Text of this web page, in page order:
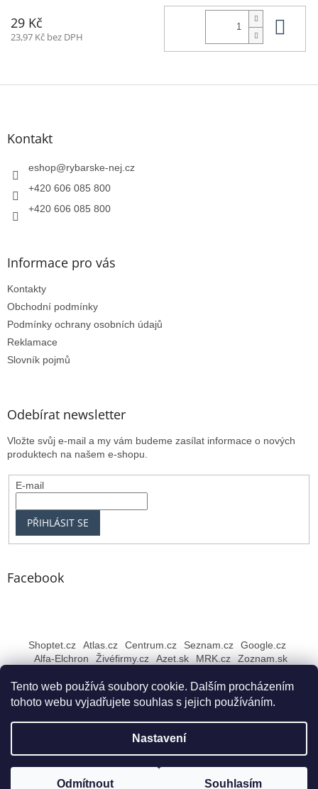
Tento web používá soubory cookie. Dalším procházením
tohoto webu vyjadřujete souhlas s jejich používáním.
Nastavení
Odmítnout Souhlasím
29 Kč
23,97 Kč bez DPH
Z
Kontakt
eshop@rybarske-nej.cz
+420 606 085 800
+420 606 085 800
Informace pro vás
Kontakty
Obchodní podmínky
Podmínky ochrany osobních údajů
Reklamace
Slovník pojmů
Odebírat newsletter
Vložte svůj e-mail a my vám budeme zasílat informace o nových
produktech na našem e-shopu.
E-mail
PŘIHLÁSIT SE
Facebook
Shoptet.cz Atlas.cz Centrum.cz Seznam.cz
Google.cz
Alfa-Elchron
Živéfirmy.cz Azet.sk MRK.cz Zoznam.sk
Rybářské NEJ Bruntál
vyhrazena.
Upravit nastavení cookies